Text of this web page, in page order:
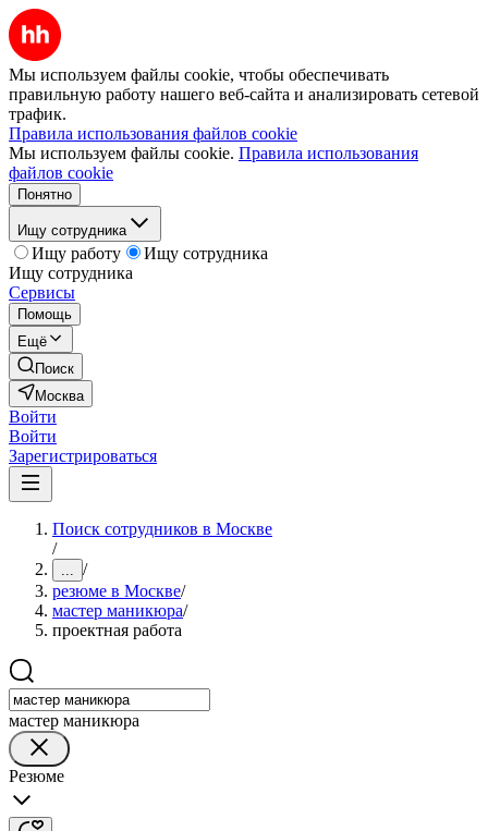
Мы используем файлы cookie, чтобы обеспечивать
правильную работу нашего веб-сайта и анализировать сетевой
трафик.
Правила использования файлов cookie
Мы используем файлы cookie. Правила использования
файлов cookie
Понятно
Ищу сотрудника
Ищу работу
Ищу сотрудника
Ищу сотрудника
Сервисы
Помощь
Ещё
Поиск
Москва
Войти
Войти
Зарегистрироваться
Поиск сотрудников в Москве
/
... /
резюме в Москве/
мастер маникюра/
проектная работа
мастер маникюра
Резюме